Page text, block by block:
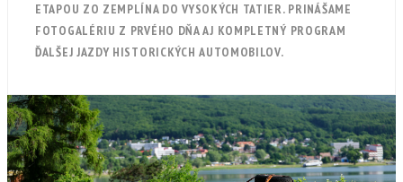
ETAPOU ZO ZEMPLÍNA DO VYSOKÝCH TATIER. PRINÁŠAME
FOTOGALÉRIU Z PRVÉHO DŇA AJ KOMPLETNÝ PROGRAM
ĎALŠEJ JAZDY HISTORICKÝCH AUTOMOBILOV.